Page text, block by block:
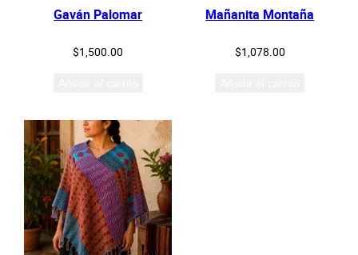
Gaván Palomar
$1,500.00
Mañanita Montaña
$1,078.00